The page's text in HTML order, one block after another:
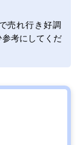
売れ行き好調
考にしてくだ